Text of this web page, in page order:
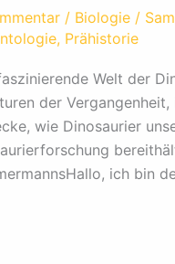
/ Biologie /
, Prähistorie
Welt der
der
wie Dinosaurier
ich bin